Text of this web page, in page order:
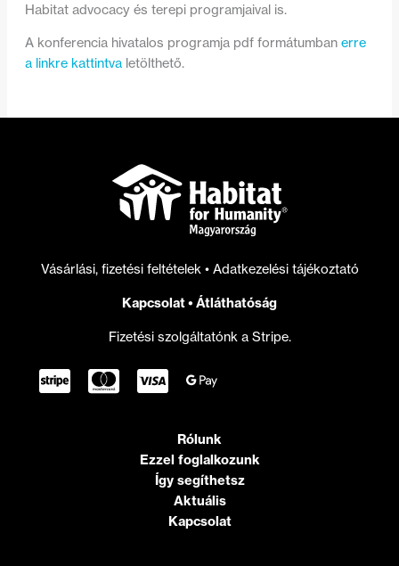
Habitat advocacy és terepi programjaival is.
A konferencia hivatalos programja pdf formátumban erre
a linkre kattintvaletölthető.
Vásárlási, fizetési feltételek • Adatkezelési tájékoztató
Kapcsolat• Átláthatóság
Fizetési szolgáltatónk a Stripe.
Rólunk
Ezzel foglalkozunk
Így segíthetsz
Aktuális
Kapcsolat